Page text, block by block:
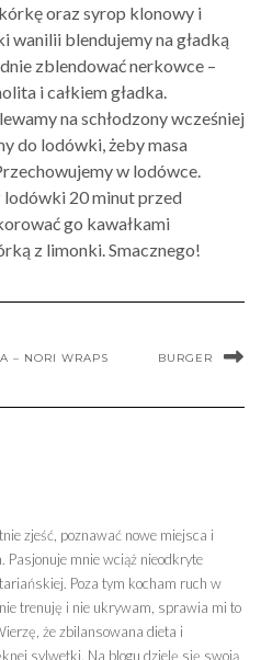
oraz syrop klonowy i
wanilii blendujemy na gładką
zblendować nerkowce –
i całkiem gładka.
na schłodzony wcześniej
do lodówki, żeby masa
w lodówce.
lodówki 20 minut przed
go kawałkami
z limonki. Smacznego!
– NORI WRAPS BURGER
zjeść, poznawać nowe miejsca i
Pasjonuje mnie wciąż nieodkryte
Poza tym kocham ruch w
trenuję i nie ukrywam, sprawia mi to
że zbilansowana dieta i
sylwetki. Na blogu dzielę się swoją